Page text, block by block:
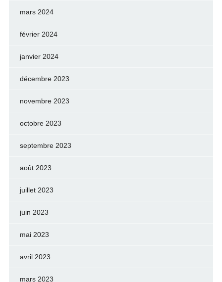
mars 2024
février 2024
janvier 2024
décembre 2023
novembre 2023
octobre 2023
septembre 2023
août 2023
juillet 2023
juin 2023
mai 2023
avril 2023
mars 2023